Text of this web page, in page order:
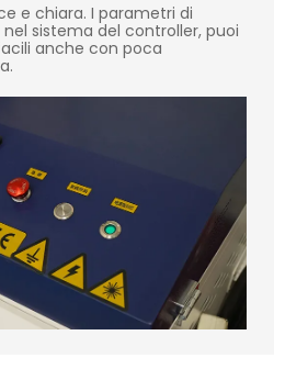
e chiara. I parametri di
sistema del controller, puoi
anche con poca